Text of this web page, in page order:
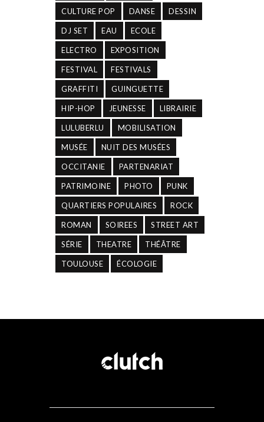
CULTURE POP DANSE DESSIN
DJ SET EAU ECOLE
ELECTRO EXPOSITION
FESTIVAL FESTIVALS
GRAFFITI GUINGUETTE
HIP-HOP JEUNESSE LIBRAIRIE
LULUBERLU MOBILISATION
MUSÉE NUIT DES MUSÉES
OCCITANIE PARTENARIAT
PATRIMOINE PHOTO PUNK
QUARTIERS POPULAIRES ROCK
ROMAN SOIREES STREET ART
SÉRIE THEATRE THÉÂTRE
TOULOUSE ÉCOLOGIE